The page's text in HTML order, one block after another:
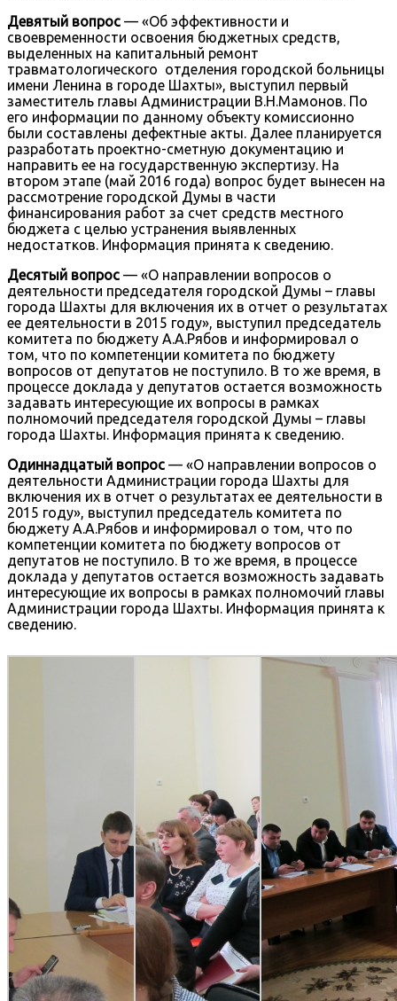
Девятый вопрос — «Об эффективности и
своевременности освоения бюджетных средств,
выделенных на капитальный ремонт
травматологического отделения городской больницы
имени Ленина в городе Шахты», выступил первый
заместитель главы Администрации В.Н.Мамонов. По
его информации по данному объекту комиссионно
были составлены дефектные акты. Далее планируется
разработать проектно-сметную документацию и
направить ее на государственную экспертизу. На
втором этапе (май 2016 года) вопрос будет вынесен на
рассмотрение городской Думы в части
финансирования работ за счет средств местного
бюджета с целью устранения выявленных
недостатков. Информация принята к сведению.
Десятый вопрос — «О направлении вопросов о
деятельности председателя городской Думы – главы
города Шахты для включения их в отчет о результатах
ее деятельности в 2015 году», выступил председатель
комитета по бюджету А.А.Рябов и информировал о
том, что по компетенции комитета по бюджету
вопросов от депутатов не поступило. В то же время, в
процессе доклада у депутатов остается возможность
задавать интересующие их вопросы в рамках
полномочий председателя городской Думы – главы
города Шахты. Информация принята к сведению.
Одиннадцатый вопрос — «О направлении вопросов о
деятельности Администрации города Шахты для
включения их в отчет о результатах ее деятельности в
2015 году», выступил председатель комитета по
бюджету А.А.Рябов и информировал о том, что по
компетенции комитета по бюджету вопросов от
депутатов не поступило. В то же время, в процессе
доклада у депутатов остается возможность задавать
интересующие их вопросы в рамках полномочий главы
Администрации города Шахты. Информация принята к
сведению.